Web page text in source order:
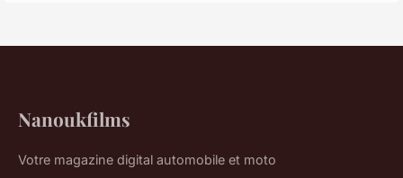
Nanoukfilms
Votre magazine digital automobile et moto